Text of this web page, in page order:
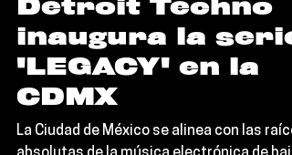
pionero del
Detroit Techno
inaugura la serie
'LEGACY' en la
CDMX